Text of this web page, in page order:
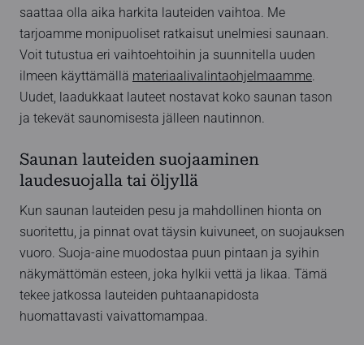
saattaa olla aika harkita lauteiden vaihtoa. Me
tarjoamme monipuoliset ratkaisut unelmiesi saunaan.
Voit tutustua eri vaihtoehtoihin ja suunnitella uuden
ilmeen käyttämällä materiaalivalintaohjelmaamme.
Uudet, laadukkaat lauteet nostavat koko saunan tason
ja tekevät saunomisesta jälleen nautinnon.
Saunan lauteiden suojaaminen
laudesuojalla tai öljyllä
Kun saunan lauteiden pesu ja mahdollinen hionta on
suoritettu, ja pinnat ovat täysin kuivuneet, on suojauksen
vuoro. Suoja-aine muodostaa puun pintaan ja syihin
näkymättömän esteen, joka hylkii vettä ja likaa. Tämä
tekee jatkossa lauteiden puhtaanapidosta
huomattavasti vaivattomampaa.